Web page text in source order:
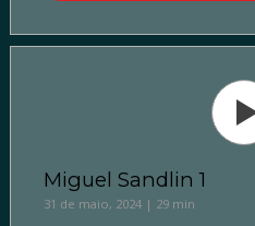
Miguel Sandlin 1
31 de maio, 2024 | 29 min